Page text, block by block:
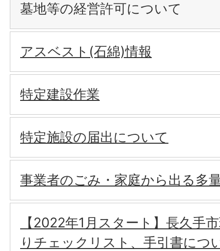
墓地等の経営許可について
アスベスト(石綿)情報
特定建設作業
特定施設の届出について
事業者のごみ・家庭から出る多
【2022年1月スタート】長久手
りチェックリスト、手引書につ